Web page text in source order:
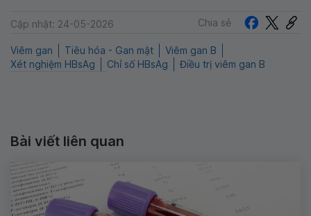
Cập nhật: 24-05-2026 Chia sẻ
Viêm gan Tiêu hóa - Gan mật
Viêm gan B
Xét nghiệm HBsAg
Chỉ số HBsAg Điều trị viêm gan B
Bài viết liên quan